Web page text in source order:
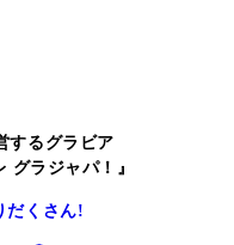
するグラビア
グラジャパ！』
だくさん!